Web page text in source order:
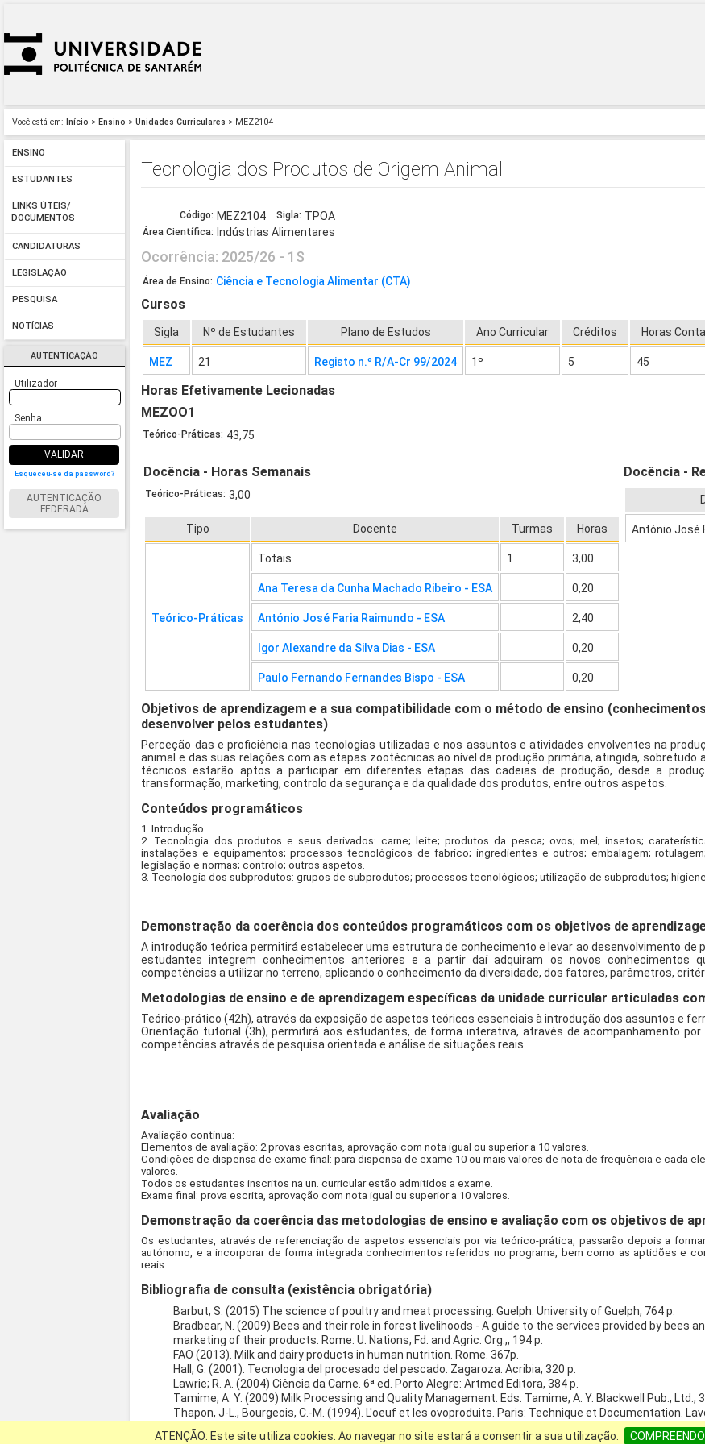
ATENÇÃO: Este site utiliza cookies. Ao navegar no site estará a consentir a sua utilização.
Você está em: Início > Ensino > Unidades Curriculares > MEZ2104
ENSINO
ESTUDANTES
LINKS ÚTEIS/
DOCUMENTOS
CANDIDATURAS
LEGISLAÇÃO
PESQUISA
NOTÍCIAS
AUTENTICAÇÃO
Utilizador
Senha
VALIDAR
Esqueceu-se da password?
AUTENTICAÇÃO
FEDERADA
Tecnologia dos Produtos de Origem Animal
Código: MEZ2104 Sigla: TPOA
Área Científica: Indústrias Alimentares
Ocorrência: 2025/26 - 1S
Área de Ensino: Ciência e Tecnologia Alimentar (CTA)
Cursos
Sigla Nº de Estudantes Plano de Estudos Ano Curricular Créditos Horas
MEZ 21 Registo n.º R/A-Cr 99/2024 1º 5 45
Horas Efetivamente Lecionadas
MEZOO1
Teórico-Práticas: 43,75
Docência - Horas Semanais
Teórico-Práticas: 3,00
Tipo Docente Turmas Horas
Teórico-Práticas
Totais 1 3,00
Ana Teresa da Cunha Machado Ribeiro - ESA 0,20
António José Faria Raimundo - ESA 2,40
Igor Alexandre da Silva Dias - ESA 0,20
Paulo Fernando Fernandes Bispo - ESA 0,20
Docência -
António José
Objetivos de aprendizagem e a sua compatibilidade com o método de ensino
desenvolver pelos estudantes)
Perceção das e proficiência nas tecnologias utilizadas e nos assuntos e atividades envolventes na
animal e das suas relações com as etapas zootécnicas ao nível da produção primária, atingida,
técnicos estarão aptos a participar em diferentes etapas das cadeias de produção, desde a
transformação, marketing, controlo da segurança e da qualidade dos produtos, entre outros aspetos.
Conteúdos programáticos
1. Introdução.
2. Tecnologia dos produtos e seus derivados: carne; leite; produtos da pesca; ovos; mel; insetos;
instalações e equipamentos; processos tecnológicos de fabrico; ingredientes e outros; embalagem;
legislação e normas; controlo; outros aspetos.
3. Tecnologia dos subprodutos: grupos de subprodutos; processos tecnológicos; utilização de subprodutos;
Demonstração da coerência dos conteúdos programáticos com os objetivos de
A introdução teórica permitirá estabelecer uma estrutura de conhecimento e levar ao desenvolvimento de
estudantes integrem conhecimentos anteriores e a partir daí adquiram os novos conhecimentos
competências a utilizar no terreno, aplicando o conhecimento da diversidade, dos fatores, parâmetros,
Metodologias de ensino e de aprendizagem específicas da unidade curricular articuladas
Teórico-prático (42h), através da exposição de aspetos teóricos essenciais à introdução dos assuntos e
Orientação tutorial (3h), permitirá aos estudantes, de forma interativa, através de acompanhamento
competências através de pesquisa orientada e análise de situações reais.
Avaliação
Avaliação contínua:
Elementos de avaliação: 2 provas escritas, aprovação com nota igual ou superior a 10 valores.
Condições de dispensa de exame final: para dispensa de exame 10 ou mais valores de nota de frequência e cada
valores.
Todos os estudantes inscritos na un. curricular estão admitidos a exame.
Exame final: prova escrita, aprovação com nota igual ou superior a 10 valores.
Demonstração da coerência das metodologias de ensino e avaliação com os objetivos de
Os estudantes, através de referenciação de aspetos essenciais por via teórico-prática, passarão depois a
autónomo, e a incorporar de forma integrada conhecimentos referidos no programa, bem como as aptidões e
reais.
Bibliografia de consulta (existência obrigatória)
Barbut, S. (2015) The science of poultry and meat processing. Guelph: University of Guelph, 764 p.
Bradbear, N. (2009) Bees and their role in forest livelihoods - A guide to the services provided by bees
marketing of their products. Rome: U. Nations, Fd. and Agric. Org.,, 194 p.
FAO (2013). Milk and dairy products in human nutrition. Rome. 367p.
Hall, G. (2001). Tecnologia del procesado del pescado. Zagaroza. Acribia, 320 p.
Lawrie; R. A. (2004) Ciência da Carne. 6ª ed. Porto Alegre: Artmed Editora, 384 p.
Tamime, A. Y. (2009) Milk Processing and Quality Management. Eds. Tamime, A. Y. Blackwell Pub., Ltd.,
Thapon, J-L., Bourgeois, C.-M. (1994). L'oeuf et les ovoproduits. Paris: Technique et Documentation.
Walstra, P. et al (2001). Ciencia de la leche y tecnología de los productos lácteos. Editorial Acribia, S.A.,